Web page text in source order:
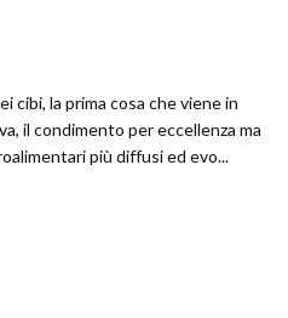
cibi, la prima cosa che viene in
il condimento per eccellenza ma
più diffusi ed evo...